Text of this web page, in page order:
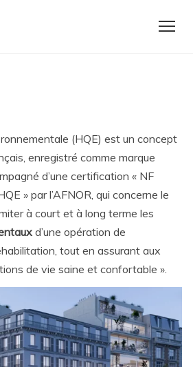
(HQE) est un concept
enregistré comme marque
d’une certification « NF
» par l’AFNOR, qui concerne le
à court et à long terme les
d’une opération de
tout en assurant aux
de vie saine et confortable ».